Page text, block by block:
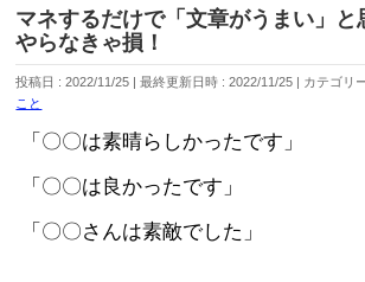
マネするだけで「文章がうまい」と
やらなきゃ損！
投稿日 : 2022/11/25 最終更新日時 : 2022/11/25 カテゴリ
こと
「〇〇は素晴らしかったです」
「〇〇は良かったです」
「〇〇さんは素敵でした」